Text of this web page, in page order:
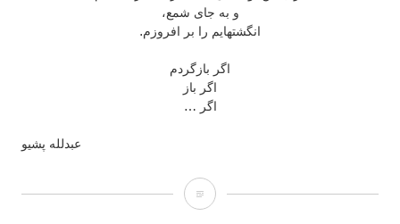
و به جای شمع،
انگشتهایم را بر افروزم.
اگر بازگردم
اگر باز
اگر …
عبدلله پشیو
بازگشت